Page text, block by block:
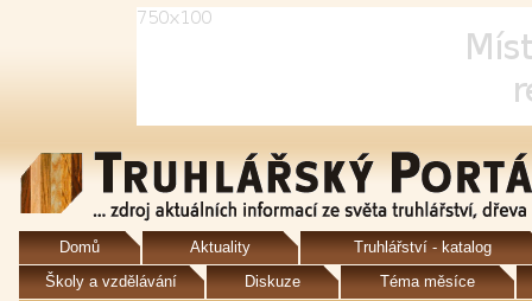
Domů Aktuality
Truhlářství - katalog
Školy a vzdělávání
Diskuze Téma měsíce